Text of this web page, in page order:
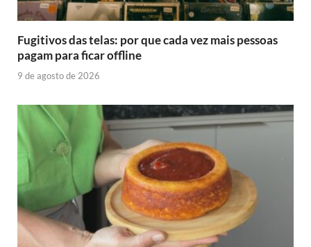
Fugitivos das telas: por que cada vez mais pessoas
pagam para ficar offline
9 de agosto de 2026